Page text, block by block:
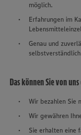
möglich.
Erfahrungen im
Genau und
Das können Sie von
Wir bezahlen Sie
Wir gewähren
Sie erhalten eine